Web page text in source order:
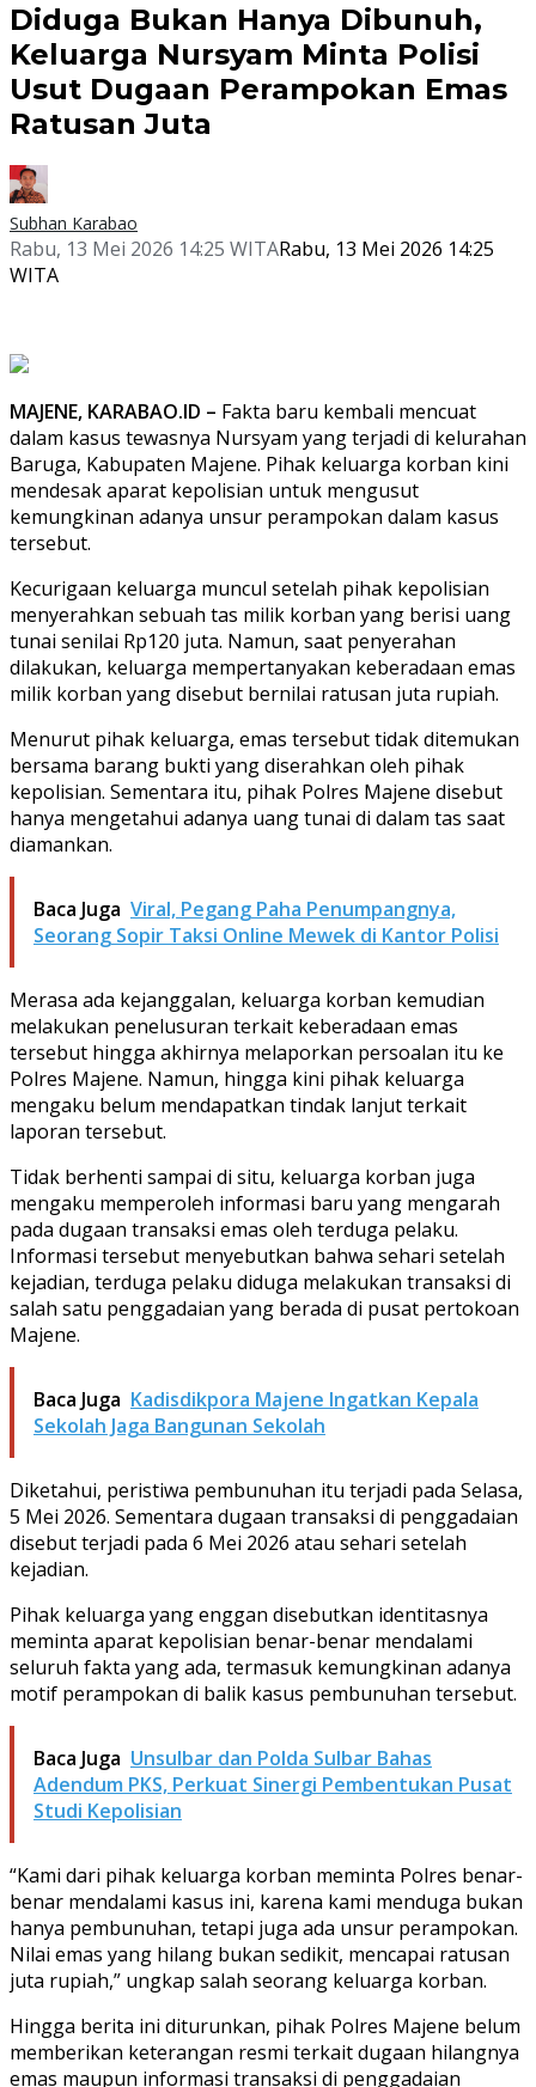
Diduga Bukan Hanya Dibunuh,
Keluarga Nursyam Minta Polisi
Usut Dugaan Perampokan Emas
Ratusan Juta
Subhan Karabao
Rabu, 13 Mei 2026 14:25 WITARabu, 13 Mei 2026 14:25
WITA
MAJENE, KARABAO.ID – Fakta baru kembali mencuat
dalam kasus tewasnya Nursyam yang terjadi di kelurahan
Baruga, Kabupaten Majene. Pihak keluarga korban kini
mendesak aparat kepolisian untuk mengusut
kemungkinan adanya unsur perampokan dalam kasus
tersebut.
Kecurigaan keluarga muncul setelah pihak kepolisian
menyerahkan sebuah tas milik korban yang berisi uang
tunai senilai Rp120 juta. Namun, saat penyerahan
dilakukan, keluarga mempertanyakan keberadaan emas
milik korban yang disebut bernilai ratusan juta rupiah.
Menurut pihak keluarga, emas tersebut tidak ditemukan
bersama barang bukti yang diserahkan oleh pihak
kepolisian. Sementara itu, pihak Polres Majene disebut
hanya mengetahui adanya uang tunai di dalam tas saat
diamankan.
Baca Juga Viral, Pegang Paha Penumpangnya,
Seorang Sopir Taksi Online Mewek di Kantor Polisi
Merasa ada kejanggalan, keluarga korban kemudian
melakukan penelusuran terkait keberadaan emas
tersebut hingga akhirnya melaporkan persoalan itu ke
Polres Majene. Namun, hingga kini pihak keluarga
mengaku belum mendapatkan tindak lanjut terkait
laporan tersebut.
Tidak berhenti sampai di situ, keluarga korban juga
mengaku memperoleh informasi baru yang mengarah
pada dugaan transaksi emas oleh terduga pelaku.
Informasi tersebut menyebutkan bahwa sehari setelah
kejadian, terduga pelaku diduga melakukan transaksi di
salah satu penggadaian yang berada di pusat pertokoan
Majene.
Baca Juga Kadisdikpora Majene Ingatkan Kepala
Sekolah Jaga Bangunan Sekolah
Diketahui, peristiwa pembunuhan itu terjadi pada Selasa,
5 Mei 2026. Sementara dugaan transaksi di penggadaian
disebut terjadi pada 6 Mei 2026 atau sehari setelah
kejadian.
Pihak keluarga yang enggan disebutkan identitasnya
meminta aparat kepolisian benar-benar mendalami
seluruh fakta yang ada, termasuk kemungkinan adanya
motif perampokan di balik kasus pembunuhan tersebut.
Baca Juga Unsulbar dan Polda Sulbar Bahas
Adendum PKS, Perkuat Sinergi Pembentukan Pusat
Studi Kepolisian
“Kami dari pihak keluarga korban meminta Polres benar-
benar mendalami kasus ini, karena kami menduga bukan
hanya pembunuhan, tetapi juga ada unsur perampokan.
Nilai emas yang hilang bukan sedikit, mencapai ratusan
juta rupiah,” ungkap salah seorang keluarga korban.
Hingga berita ini diturunkan, pihak Polres Majene belum
memberikan keterangan resmi terkait dugaan hilangnya
emas maupun informasi transaksi di penggadaian